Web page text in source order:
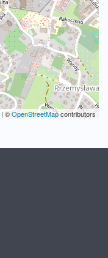
| ©OpenStreetMapcontributors